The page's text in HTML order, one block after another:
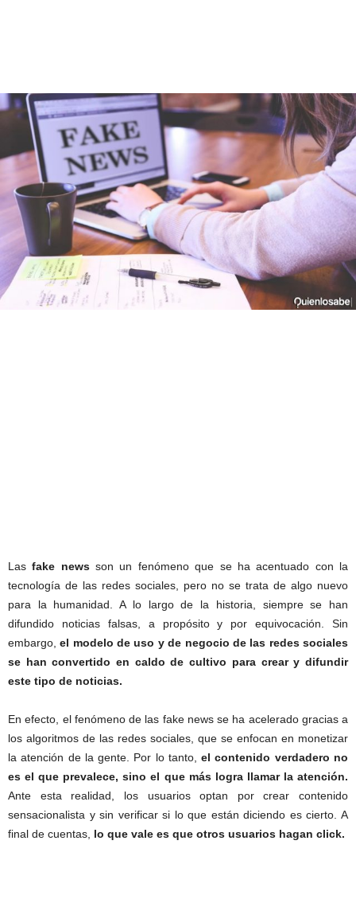
Lasfake newsson un fenómeno que se ha acentuado con la
tecnología de las redes sociales, pero no se trata de algo nuevo
para la humanidad. A lo largo de la historia, siempre se han
difundido noticias falsas, a propósito y por equivocación. Sin
embargo, el modelo de uso y de negocio de las redes sociales
se han convertido en caldo de cultivo para crear y difundir
este tipo de noticias.
En efecto, el fenómeno de las fake news se ha acelerado gracias a
los algoritmos de las redes sociales, que se enfocan en monetizar
la atención de la gente. Por lo tanto, el contenido verdadero no
es el que prevalece, sino el que más logra llamar la atención.
Ante esta realidad, los usuarios optan por crear contenido
sensacionalista y sin verificar si lo que están diciendo es cierto. A
final de cuentas, lo que vale es que otros usuarios hagan click.